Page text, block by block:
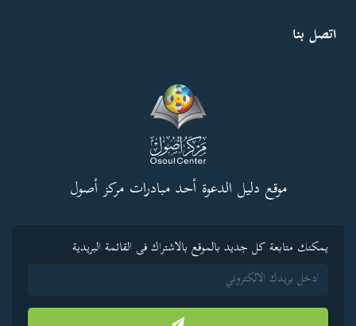
اتصل بنا
موقع دليل الدعوة أحد مبادرات مركز أصول
يمكنك متابعة كل جديد بالموقع بالاشتراك فى القائمة البريدية